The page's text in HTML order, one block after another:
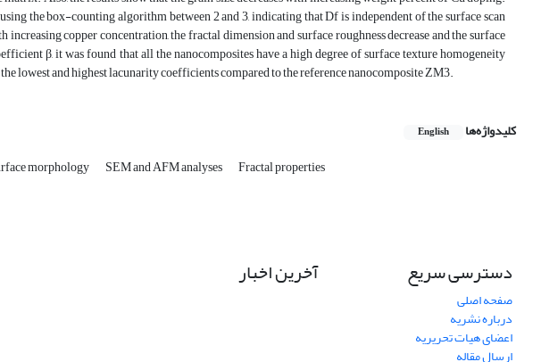
the box-counting algorithm between 2 and 3, indicating that Df is independent of the surface scan
copper concentration, the fractal dimension and surface roughness decrease and the surface
β, it was found that all the nanocomposites have a high degree of surface texture homogeneity
lowest and highest lacunarity coefficients compared to the reference nanocomposite ZM3.
کلیدواژه‌ها English
morphology SEM and AFM analyses Fractal properties
دسترسی سریع
صفحه اصلی
درباره نشریه
اعضای هیات تحریریه
ارسال مقاله
آخرین اخبار